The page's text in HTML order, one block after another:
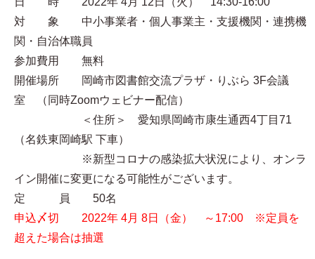
対 象 中小事業者・個人事業主・支援機関・連携機
関・自治体職員
参加費用 無料
開催場所 岡崎市図書館交流プラザ・りぶら 3F会議
室 （同時Zoomウェビナー配信）
＜住所＞ 愛知県岡崎市康生通西4丁目71
（名鉄東岡崎駅 下車）
※新型コロナの感染拡大状況により、オンラ
イン開催に変更になる可能性がございます。
定 員 50名
申込〆切 2022年 4月 8日（金） ～17:00 ※定員を
超えた場合は抽選